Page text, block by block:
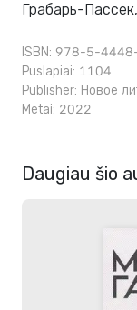
Грабарь-
ISBN: 978-5-
Puslapiai: 1104
Publisher: Новое
Metai: 2022
Daugiau šio